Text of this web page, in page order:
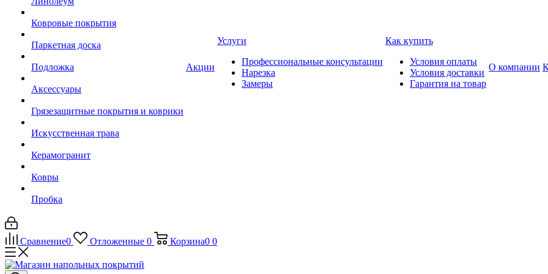
Ковровые покрытия
Паркетная доска
Подложка
Аксессуары
Грязезащитные покрытия и коврики
Искусственная трава
Керамогранит
Ковры
Пробка
Акции
Услуги
Профессиональные консультации
Нарезка
Замеры
Как купить
Условия оплаты
Условия доставки
Гарантия на товар
О компании
Сравнение0 Отложенные 0 Корзина0 0